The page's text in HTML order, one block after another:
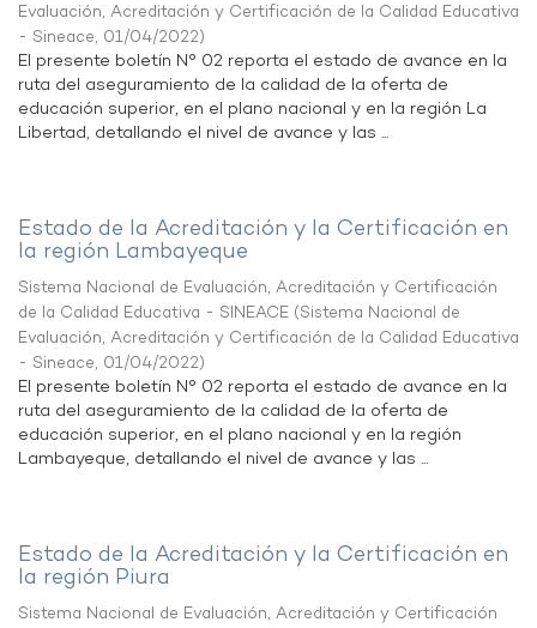
Evaluación, Acreditación y Certificación de la Calidad Educativa
- Sineace, 01/04/2022)
El presente boletín N° 02 reporta el estado de avance en la
ruta del aseguramiento de la calidad de la oferta de
educación superior, en el plano nacional y en la región La
Libertad, detallando el nivel de avance y las ...
Estado de la Acreditación y la Certificación en
la región Lambayeque
Sistema Nacional de Evaluación, Acreditación y Certificación
de la Calidad Educativa - SINEACE (Sistema Nacional de
Evaluación, Acreditación y Certificación de la Calidad Educativa
- Sineace, 01/04/2022)
El presente boletín N° 02 reporta el estado de avance en la
ruta del aseguramiento de la calidad de la oferta de
educación superior, en el plano nacional y en la región
Lambayeque, detallando el nivel de avance y las ...
Estado de la Acreditación y la Certificación en
la región Piura
Sistema Nacional de Evaluación, Acreditación y Certificación